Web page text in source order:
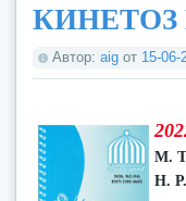
Автор: aig от 15-06-
М.
Н.